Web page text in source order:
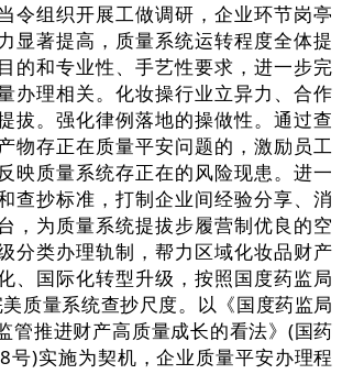
组织开展工做调研，企业环节岗亭
显著提高，质量系统运转程度全体提
的和专业性、手艺性要求，进一步完
办理相关。化妆操行业立异力、合作
拔。强化律例落地的操做性。通过查
物存正在质量平安问题的，激励员工
映质量系统存正在的风险现患。进一
查抄标准，打制企业间经验分享、消
，为质量系统提拔步履营制优良的空
分类办理轨制，帮力区域化妆品财产
、国际化转型升级，按照国度药监局
质量系统查抄尺度。以《国度药监局
管推进财产高质量成长的看法》(国药
号)实施为契机，企业质量平安办理程